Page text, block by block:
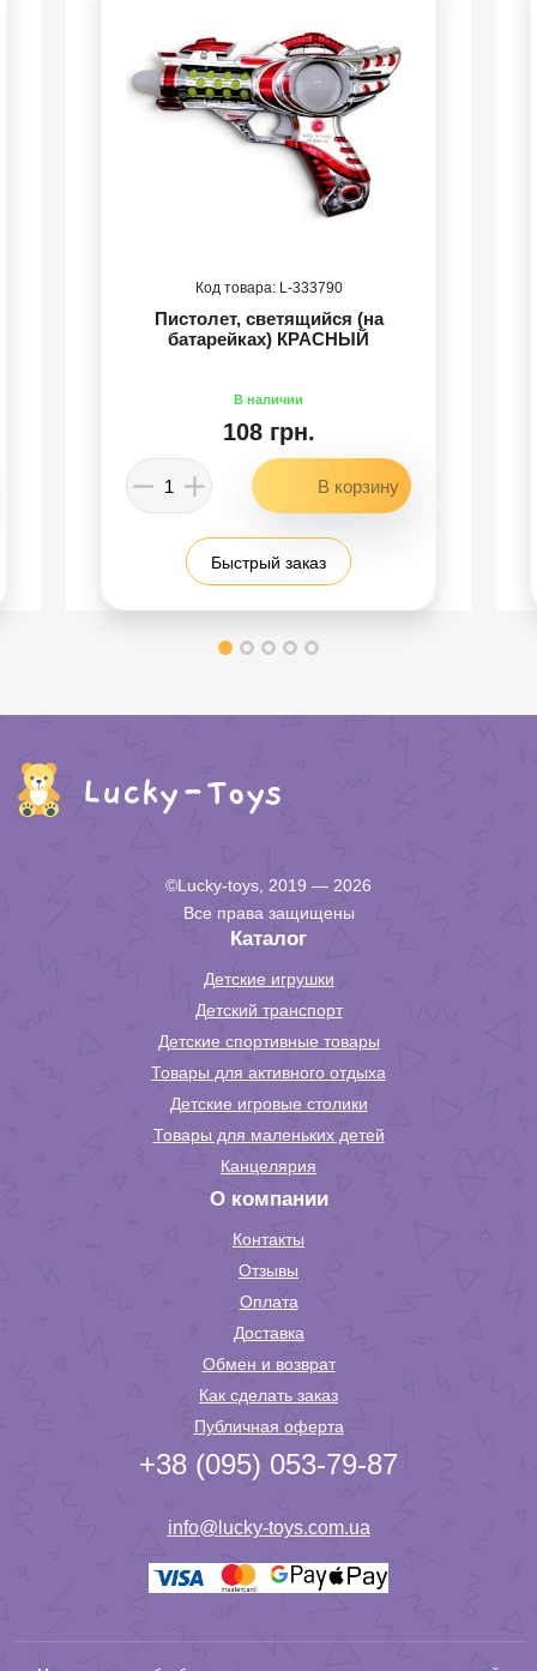
333790
Пистолет, светящийся (на
батарейках) КРАСНЫЙ
108 грн.
Быстрый заказ
©Lucky-toys, 2019 — 2026
Все права защищены
Каталог
Детские игрушки
Детский транспорт
Детские спортивные товары
Товары для активного отдыха
Детские игровые столики
Товары для маленьких детей
Канцелярия
О компании
Контакты
Отзывы
Оплата
Доставка
Обмен и возврат
Как сделать заказ
Публичная оферта
+38 (095) 053-79-87
info@lucky-toys.com.ua